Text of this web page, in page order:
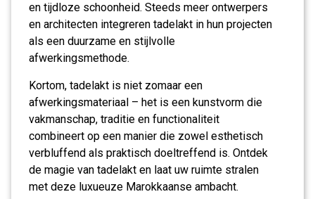
en tijdloze schoonheid. Steeds meer ontwerpers
en architecten integreren tadelakt in hun projecten
als een duurzame en stijlvolle
afwerkingsmethode.
Kortom, tadelakt is niet zomaar een
afwerkingsmateriaal – het is een kunstvorm die
vakmanschap, traditie en functionaliteit
combineert op een manier die zowel esthetisch
verbluffend als praktisch doeltreffend is. Ontdek
de magie van tadelakt en laat uw ruimte stralen
met deze luxueuze Marokkaanse ambacht.